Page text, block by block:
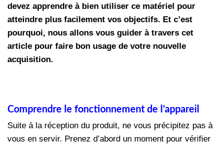
devez apprendre à bien utiliser ce matériel pour
atteindre plus facilement vos objectifs. Et c’est
pourquoi, nous allons vous guider à travers cet
article pour faire bon usage de votre nouvelle
acquisition.
Comprendre le fonctionnement de l’appareil
Suite à la réception du produit, ne vous précipitez pas à
vous en servir. Prenez d’abord un moment pour vérifier